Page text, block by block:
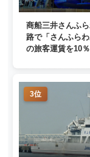
商船三井さんふ
路で「さんふら
の旅客運賃を10％
3位